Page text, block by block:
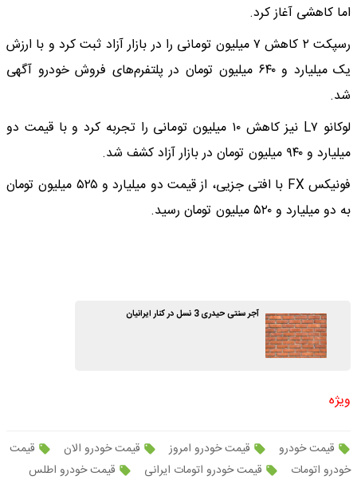
اما کاهشی آغاز کرد.
رسپکت ۲ کاهش ۷ میلیون تومانی را در بازار آزاد ثبت کرد و با ارزش
یک میلیارد و ۶۴۰ میلیون تومان در پلتفرم‌های فروش خودرو آگهی‌
شد.
لوکانو L۷ نیز کاهش ۱۰ میلیون تومانی را تجربه کرد و با قیمت دو
میلیارد و ۹۴۰ میلیون تومان در بازار آزاد کشف شد.
فونیکس FX با افتی جزیی، از قیمت دو میلیارد و ۵۲۵ میلیون تومان
به دو میلیارد و ۵۲۰ میلیون تومان رسید.
آجر سنتی حیدری 3 نسل در کنار ایرانیان
ویژه
قیمت خودرو قیمت خودرو امروز قیمت خودرو الان
قیمت
خودرو اتومات
قیمت خودرو اتومات ایرانی قیمت خودرو اطلس